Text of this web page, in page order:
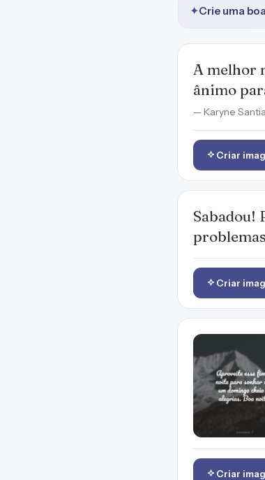
✦Crie uma
A melhor
ânimo
— Karyne
Criar
Sabadou!
Criar
Criar